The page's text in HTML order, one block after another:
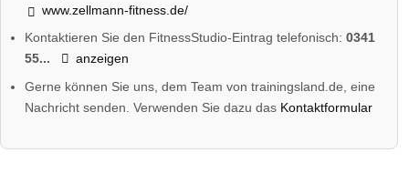
www.zellmann-fitness.de/
Kontaktieren Sie den FitnessStudio-Eintrag telefonisch:0341
55...
anzeigen
Gerne können Sie uns, dem Team von trainingsland.de, eine
Nachricht senden. Verwenden Sie dazu das Kontaktformular